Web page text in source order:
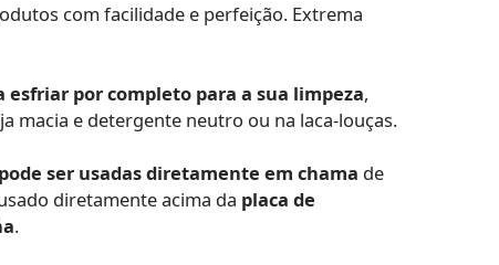
com facilidade e perfeição. Extrema
esfriar por completo para a sua limpeza,
macia e detergente neutro ou na laca-louças.
ser usadas diretamente em chama de
diretamente acima da placa de
.